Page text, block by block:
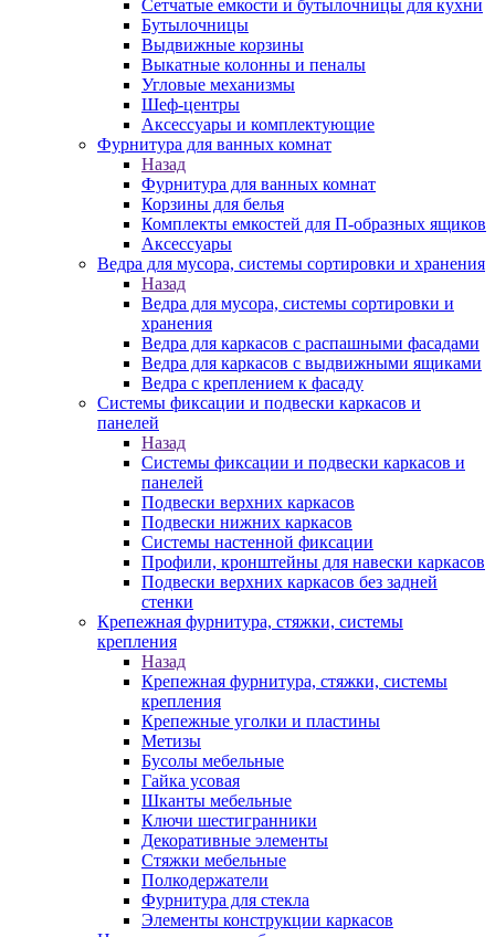
Сетчатые емкости и бутылочницы для кухни
Бутылочницы
Выдвижные корзины
Выкатные колонны и пеналы
Угловые механизмы
Шеф-центры
Аксессуары и комплектующие
Фурнитура для ванных комнат
Назад
Фурнитура для ванных комнат
Корзины для белья
Комплекты емкостей для П-образных ящиков
Аксессуары
Ведра для мусора, системы сортировки и хранения
Назад
Ведра для мусора, системы сортировки и
хранения
Ведра для каркасов с распашными фасадами
Ведра для каркасов с выдвижными ящиками
Ведра с креплением к фасаду
Системы фиксации и подвески каркасов и
панелей
Назад
Системы фиксации и подвески каркасов и
панелей
Подвески верхних каркасов
Подвески нижних каркасов
Системы настенной фиксации
Профили, кронштейны для навески каркасов
Подвески верхних каркасов без задней
стенки
Крепежная фурнитура, стяжки, системы
крепления
Назад
Крепежная фурнитура, стяжки, системы
крепления
Крепежные уголки и пластины
Метизы
Бусолы мебельные
Гайка усовая
Шканты мебельные
Ключи шестигранники
Декоративные элементы
Стяжки мебельные
Полкодержатели
Фурнитура для стекла
Элементы конструкции каркасов